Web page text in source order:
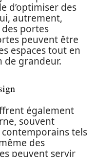
d’optimiser des
autrement,
portes
peuvent être
espaces tout en
de grandeur.
également
souvent
tels
des
peuvent servir